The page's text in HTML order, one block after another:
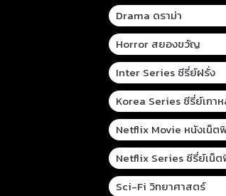
Drama ดราม่า
Horror สยองขวัญ
Inter Series ซีรี่ย์ฝรั่ง
Korea Series ซีรี่ย์เกา
Netflix Movie หนังเน็ต
Netflix Series ซีรี่ย์เน็
Sci-Fi วิทยาศาสตร์